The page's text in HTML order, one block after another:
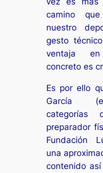
camino
nuestro
gesto
ventaja
concreto es
Es por ello
García
categorías
preparador
Fundación
una
contenido